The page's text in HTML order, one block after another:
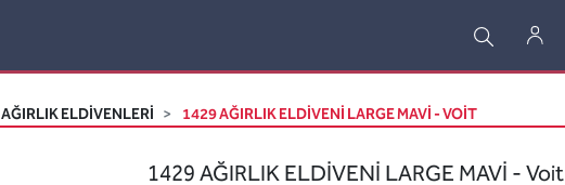
AĞIRLIK ELDIVENLERI 1429 AĞIRLIK ELDİVENİ LARGE MAVİ - VOIT
1429 AĞIRLIK ELDİVENİ LARGE MAVİ - Voit